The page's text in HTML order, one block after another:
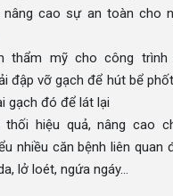
nâng cao sự an toàn cho
thẩm mỹ cho công trình
đập vỡ gạch để hút bể
gạch đó để lát lại
thối hiệu quả, nâng cao
nhiều căn bệnh liên quan
lở loét, ngứa ngáy…